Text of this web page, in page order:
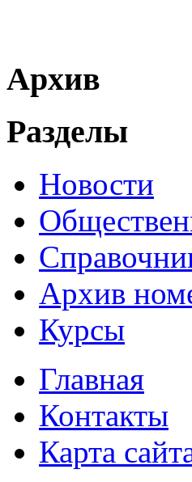
Архив
Разделы
Новости
Архив
Курсы
Главная
Контакты
Карта